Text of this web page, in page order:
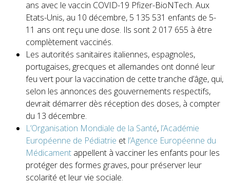
ans avec le vaccin COVID-19 Pfizer-BioNTech. Aux
Etats-Unis, au 10 décembre, 5 135 531 enfants de 5-
11 ans ont reçu une dose. Ils sont 2 017 655 à être
complètement vaccinés.
Les autorités sanitaires italiennes, espagnoles,
portugaises, grecques et allemandes ont donné leur
feu vert pour la vaccination de cette tranche d’âge, qui,
selon les annonces des gouvernements respectifs,
devrait démarrer dès réception des doses, à compter
du 13 décembre.
L’Organisation Mondiale de la Santé, l’Académie
Européenne de Pédiatrie et l’Agence Européenne du
Médicament appellent à vacciner les enfants pour les
protéger des formes graves, pour préserver leur
scolarité et leur vie sociale.